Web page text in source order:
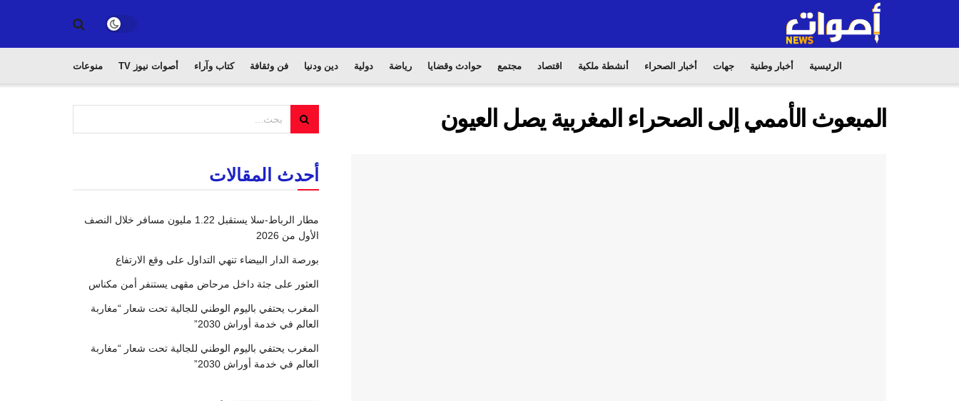
الرئيسية أخبار وطنية جهات أخبار الصحراء أنشطة ملكية اقتصاد مجتمع حوادث وقضايا رياضة دولية دين ودنيا فن وثقافة كتاب وآراء أصوات نيوز TV منوعات
المبعوث الأممي إلى الصحراء المغربية يصل العيون
أحدث المقالات
مطار الرباط-سلا يستقبل 1.22 مليون مسافر خلال النصف
الأول من 2026
بورصة الدار البيضاء تنهي التداول على وقع الارتفاع
العثور على جثة داخل مرحاض مقهى يستنفر أمن مكناس
المغرب يحتفي باليوم الوطني للجالية تحت شعار “مغاربة
العالم في خدمة أوراش 2030”
المغرب يحتفي باليوم الوطني للجالية تحت شعار “مغاربة
العالم في خدمة أوراش 2030”